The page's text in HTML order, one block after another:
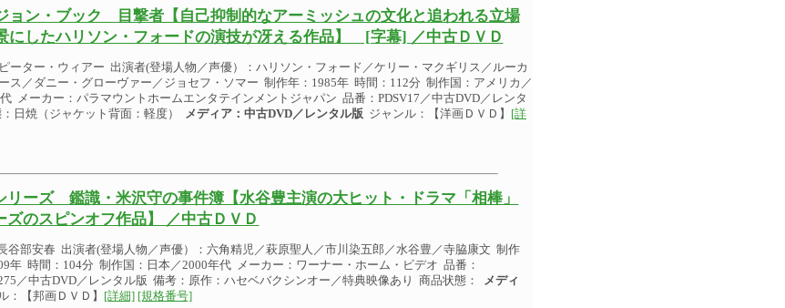
ョン・ブック 目撃者【自己抑制的なアーミッシュの文化と追われる立場
にしたハリソン・フォードの演技が冴える作品】 [字幕] ／中古ＤＶＤ
ーター・ウィアー 出演者(登場人物／声優）：ハリソン・フォード／ケリー・マクギリス／ルーカ
ス／ダニー・グローヴァー／ジョセフ・ソマー 制作年：1985年 時間：112分 制作国：アメリカ／
メーカー：パラマウントホームエンタテインメントジャパン 品番：PDSV17／中古DVD／レンタ
日焼（ジャケット背面：軽度）
メディア：中古DVD／レンタル版 ジャンル：【洋画ＤＶＤ】
[詳
リーズ 鑑識・米沢守の事件簿【水谷豊主演の大ヒット・ドラマ「相棒」
ズのスピンオフ作品】 ／中古ＤＶＤ
谷部安春 出演者(登場人物／声優）：六角精児／萩原聖人／市川染五郎／水谷豊／寺脇康文 制作
年 時間：104分 制作国：日本／2000年代 メーカー：ワーナー・ホーム・ビデオ 品番：
／中古DVD／レンタル版 備考：原作：ハセベバクシンオー／特典映像あり 商品状態：
メディ
：【邦画ＤＶＤ】 [詳細] [規格番号]